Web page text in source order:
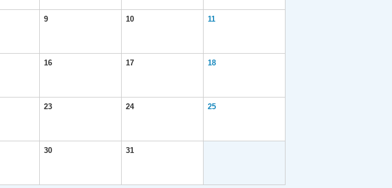
9 10 11
16 17 18
23 24 25
30 31